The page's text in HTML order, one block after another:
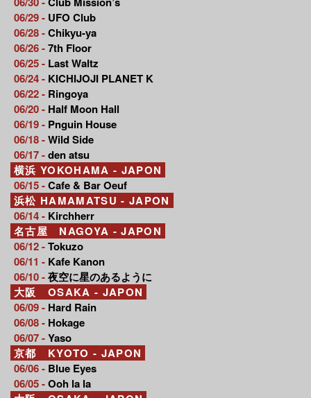
06/29 - UFO Club
06/28 -Chikyu-ya
06/26 -7th Floor
06/25 - Last Waltz
06/24 - KICHIJOJI PLANET K
06/22 - Ringoya
06/20 - Half Moon Hall
06/19 - Pnguin House
06/18 -Wild Side
06/17 -den atsu
横浜 YOKOHAMA - JAPON
06/15 -Cafe & Bar Oeuf
浜松 HAMAMATSU - JAPON
06/14 - Kirchherr
名古屋 NAGOYA - JAPON
06/12 -Tokuzo
06/11 - Kafe Kanon
06/10 -夜空に星のあるように
大阪 OSAKA - JAPON
06/09 - Hard Rain
06/08 - Hokage
06/07 -Yaso
京都 KYOTO - JAPON
06/06 - Blue Eyes
06/05 -Ooh la la